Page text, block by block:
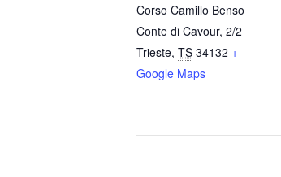
Corso Camillo Benso
Conte di Cavour, 2/2
Trieste, TS 34132 +
Google Maps